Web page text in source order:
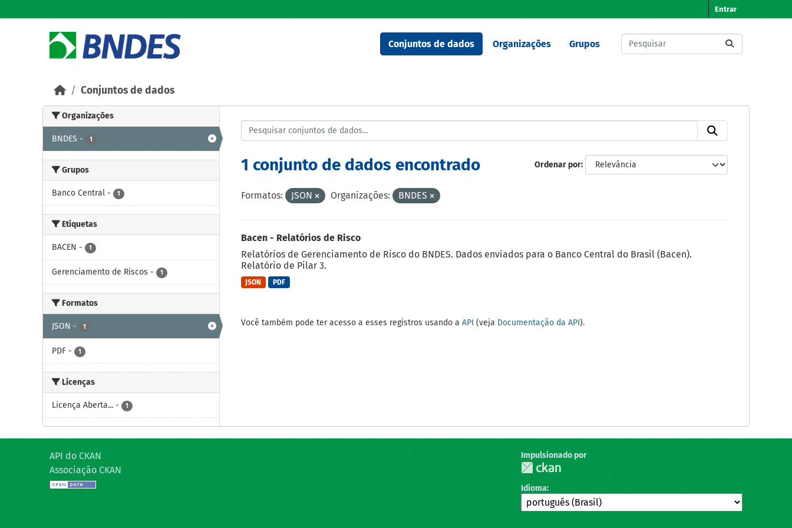
Entrar
Conjuntos de dados Organizações Grupos
Conjuntos de dados
Organizações
BNDES - 1
Grupos
Banco Central - 1
Etiquetas
BACEN - 1
Gerenciamento de Riscos - 1
Formatos
JSON - 1
PDF - 1
Licenças
Licença Aberta... - 1
Ordenar por
1 conjunto de dados encontrado
Formatos: JSON Organizações: BNDES
Bacen - Relatórios de Risco
Relatórios de Gerenciamento de Risco do BNDES. Dados enviados para o Banco Central do Brasil (Bacen).
Relatório de Pilar 3.
JSON PDF
Você também pode ter acesso a esses registros usando a API (veja Documentação da API).
API do CKAN
Associação CKAN
Impulsionado por
Idioma